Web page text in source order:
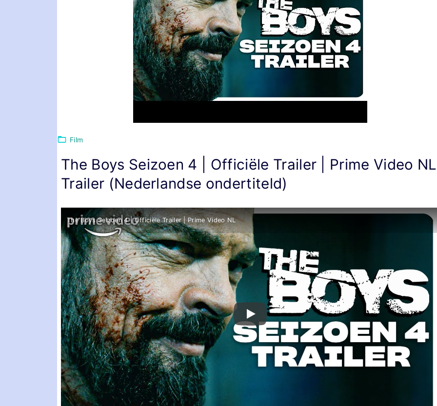
Film
The Boys Seizoen 4 | Officiële Trailer | Prime Video NL
Trailer (Nederlandse ondertiteld)
The Boys Seizoen 4 | Officiële Trailer | Prime Video NL